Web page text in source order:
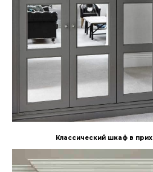
Классический шкаф в